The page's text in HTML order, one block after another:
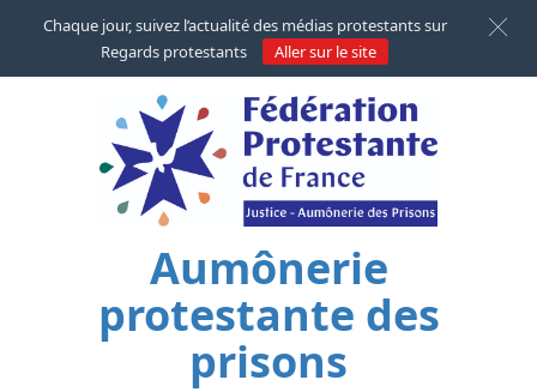
Aumônerie
protestante des
prisons
Chaque jour, suivez l’actualité des médias protestants sur
Regards protestants
Aller sur le site